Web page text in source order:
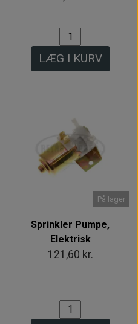
LÆG I KURV
På lager
Sprinkler Pumpe,
Elektrisk
121,60 kr.